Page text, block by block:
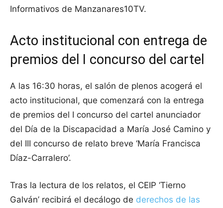
Informativos de Manzanares10TV.
Acto institucional con entrega de
premios del I concurso del cartel
A las 16:30 horas, el salón de plenos acogerá el
acto institucional, que comenzará con la entrega
de premios del I concurso del cartel anunciador
del Día de la Discapacidad a María José Camino y
del III concurso de relato breve ‘María Francisca
Díaz-Carralero’.
Tras la lectura de los relatos, el CEIP ‘Tierno
Galván’ recibirá el decálogo de derechos de las